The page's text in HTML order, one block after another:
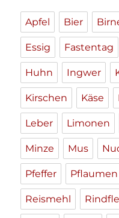
Apfel Bier
Essig Fastentag
Huhn Ingwer
Kirschen Käse
Leber Limonen
Minze Mus
Pfeffer Pflaumen
Reismehl